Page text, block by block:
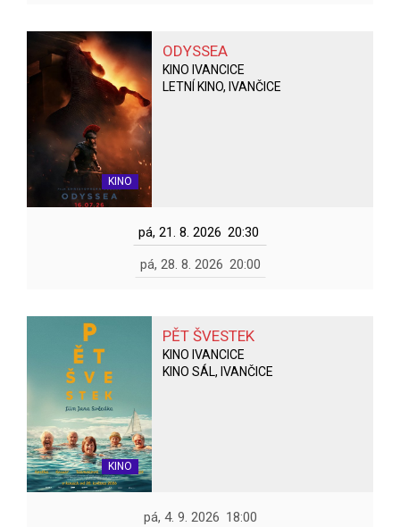
KINO
ODYSSEA
KINO IVANCICE
LETNÍ KINO, IVANČICE
pá, 21. 8. 2026 20:30
pá, 28. 8. 2026 20:00
KINO
PĚT ŠVESTEK
KINO IVANCICE
KINO SÁL, IVANČICE
pá, 4. 9. 2026 18:00